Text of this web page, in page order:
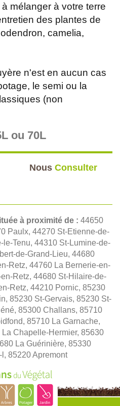
mélanger à votre terre
des plantes de
camelia,
n'est en aucun cas
le semi ou la
(non
ou 70L
Nous Consulter
à proximité de : 44650
Paulx, 44270 St-Etienne-de-
le-Tenu, 44310 St-Lumine-de-
de-Grand-Lieu, 44680
Retz, 44760 La Bernerie-en-
Retz, 44680 St-Hilaire-de-
Retz, 44210 Pornic, 85230
85230 St-Gervais, 85230 St-
85300 Challans, 85710
85710 La Garnache,
Chapelle-Hermier, 85630
La Guérinière, 85330
85220 Apremont